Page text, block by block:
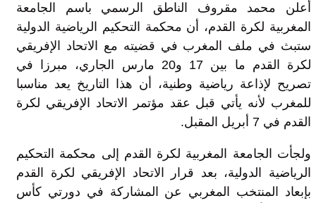
أعلن محمد مقروف الناطق الرسمي باسم الجامعة
المغربية لكرة القدم، أن محكمة التحكيم الرياضية الدولية
ستبث في ملف المغرب في قضيته مع الاتحاد الإفريقي
لكرة القدم ما بين 17 و20 مارس الجاري، مبرزا في
تصريح لإذاعة رياضية وطنية، أن هذا التاريخ يعد مناسبا
للمغرب لأنه يأتي قبل عقد مؤتمر الاتحاد الإفريقي لكرة
القدم في 7 أبريل المقبل.
ولجأت الجامعة المغربية لكرة القدم إلى محكمة التحكيم
الرياضية الدولية، بعد قرار الاتحاد الإفريقي لكرة القدم
بإبعاد المنتخب المغربي عن المشاركة في دورتي كأس